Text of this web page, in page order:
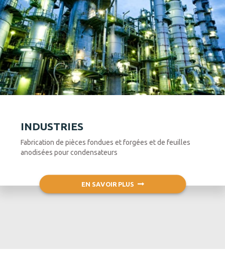
INDUSTRIES
Fabrication de pièces fondues et forgées et de feuilles
anodisées pour condensateurs
EN SAVOIR PLUS